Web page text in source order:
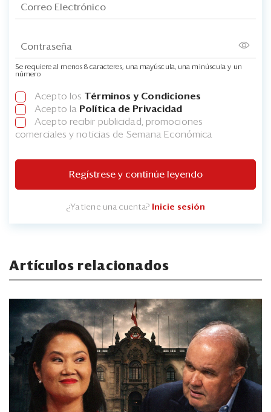
Se requiere al menos 8 caracteres, una mayúscula, una minúscula y un
número
Acepto los Términos y Condiciones
Acepto la Política de Privacidad
Acepto recibir publicidad, promociones
comerciales y noticias de Semana Económica
Regístrese y continúe leyendo
¿Ya tiene una cuenta? Inicie sesión
Artículos relacionados